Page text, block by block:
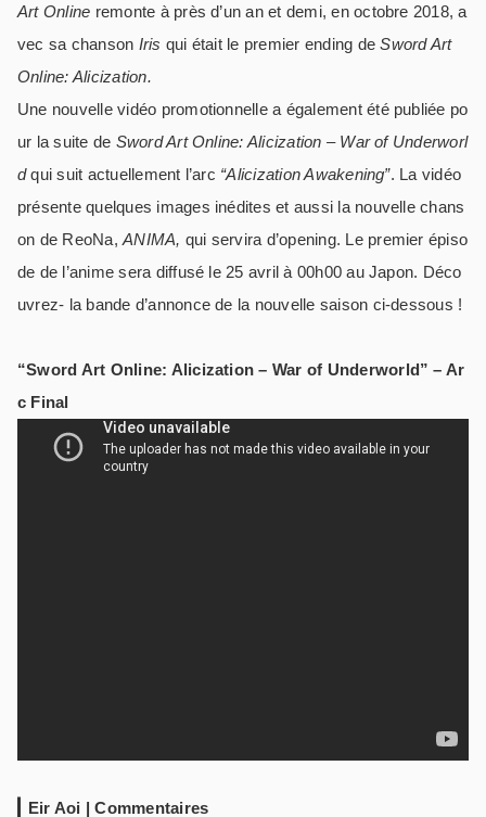
Art Online remonte à près d’un an et demi, en octobre 2018, a
vec sa chanson Iris qui était le premier ending deSword Art
Online: Alicization.
Une nouvelle vidéo promotionnelle a également été publiée po
ur la suite de Sword Art Online: Alicization – War of Underworl
dqui suit actuellement l’arc “Alicization Awakening”. La vidéo
présente quelques images inédites et aussi la nouvelle chans
on de ReoNa,ANIMA, qui servira d’opening. Le premier épiso
de de l’anime sera diffusé le 25 avril à 00h00 au Japon. Déco
uvrez- la bande d’annonce de la nouvelle saison ci-dessous !
“Sword Art Online: Alicization – War of Underworld” – Ar
c Final
Eir Aoi | Commentaires